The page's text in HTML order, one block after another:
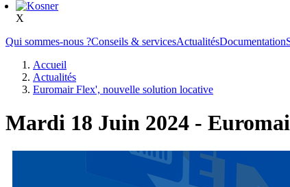
X
Qui sommes-nous ?Conseils & servicesActualitésDocumentation
Accueil
Actualités
Euromair Flex', nouvelle solution locative
Mardi 18 Juin 2024 -